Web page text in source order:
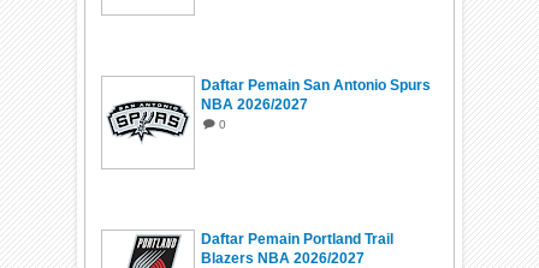
Daftar Pemain San Antonio Spurs
NBA 2026/2027
0
Daftar Pemain Portland Trail
Blazers NBA 2026/2027